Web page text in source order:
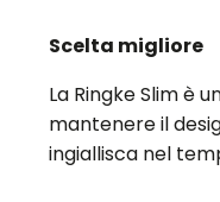
Scelta migliore
La Ringke Slim è
mantenere il
ingiallisca nel